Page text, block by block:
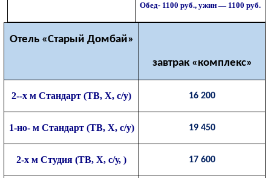
Обед- 1100 руб., ужин — 1100 руб.
Отель «Старый Домбай»
завтрак «комплекс»
2--х м Стандарт (ТВ, Х, с/у) 16 200
1-но- м Стандарт (ТВ, Х, с/у) 19 450
2-х м Студия (ТВ, Х, с/у, ) 17 600